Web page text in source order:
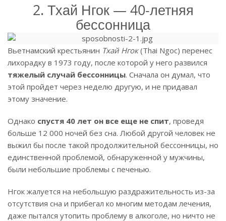
2. Тхай Нгок — 40-летняя
бессонница
Вьетнамский крестьянин Тхай Нгок(Thai Ngoc) перенес
лихорадку в 1973 году, после которой у него развился
тяжелый случай бессонницы. Сначала он думал, что
этой пройдет через неделю другую, и не придавал
этому значение.
Однако спустя 40 лет он все еще не спит, проведя
больше 12 000 ночей без сна. Любой другой человек не
выжил бы после такой продолжительной бессонницы, но
единственной проблемой, обнаруженной у мужчины,
были небольшие проблемы с печенью.
Нгок жалуется на небольшую раздражительность из-за
отсутствия сна и прибегал ко многим методам лечения,
даже пытался утопить проблему в алкоголе, но ничто не